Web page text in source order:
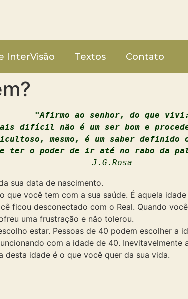
InterVisão Textos Contato
"Afirmo ao senhor, do que vivi:
difícil não é um ser bom e
mesmo, é um saber definido
J.G.Rosa
sua data de nascimento.
que você tem com a sua saúde. É aquela
ficou desconectado com o Real. Quando
uma frustração e não tolerou.
estar. Pessoas de 40 podem escolher a
com a idade de 40.
desta idade é o que você quer da sua vida.